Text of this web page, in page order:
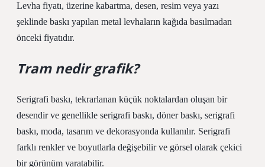
Levha fiyatı, üzerine kabartma, desen, resim veya yazı
şeklinde baskı yapılan metal levhaların kağıda basılmadan
önceki fiyatıdır.
Tram nedir grafik?
Serigrafi baskı, tekrarlanan küçük noktalardan oluşan bir
desendir ve genellikle serigrafi baskı, döner baskı, serigrafi
baskı, moda, tasarım ve dekorasyonda kullanılır. Serigrafi
farklı renkler ve boyutlarla değişebilir ve görsel olarak çekici
bir görünüm yaratabilir.